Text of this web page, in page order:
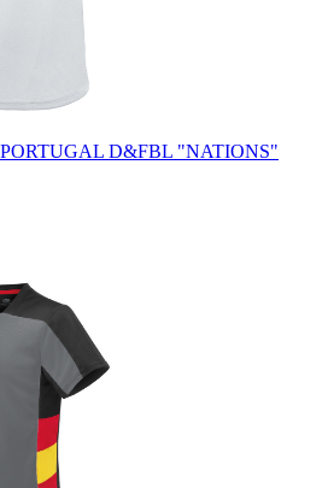
D&FBL "NATIONS"